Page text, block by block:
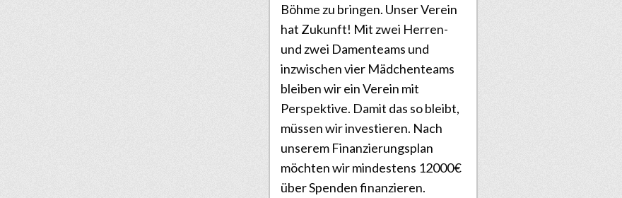
Böhme zu bringen. Unser Verein
hat Zukunft! Mit zwei Herren-
und zwei Damenteams und
inzwischen vier Mädchenteams
bleiben wir ein Verein mit
Perspektive. Damit das so bleibt,
müssen wir investieren. Nach
unserem Finanzierungsplan
möchten wir mindestens 12000€
über Spenden finanzieren.